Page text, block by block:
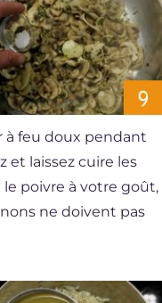
à feu doux pendant
et laissez cuire les
le poivre à votre goût,
ne doivent pas